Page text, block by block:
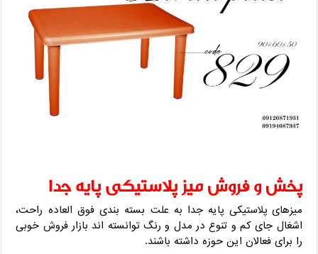
پخش و فروش میز پلاستیکی پایه جدا
میزهای پلاستیکی پایه جدا به علت بسته بندی فوق العاده راحت،
اشغال جای کم و تنوع در مدل و رنگ توانسته اند بازار فروش خوبی
را برای فعالان این حوزه داشته باشند.